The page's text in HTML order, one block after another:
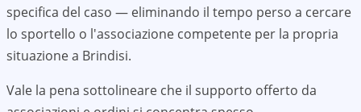
specifica del caso — eliminando il tempo perso a cercare
lo sportello o l'associazione competente per la propria
situazione a Brindisi.
Vale la pena sottolineare che il supporto offerto da